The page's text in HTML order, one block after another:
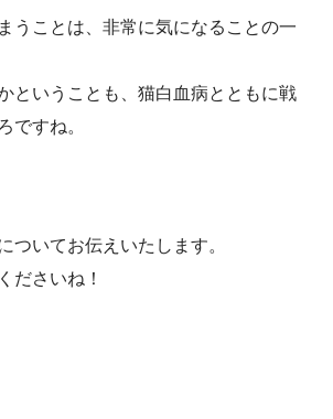
うことは、非常に気になることの一
ということも、猫白血病とともに戦
ですね。
いてお伝えいたします。
ださいね！